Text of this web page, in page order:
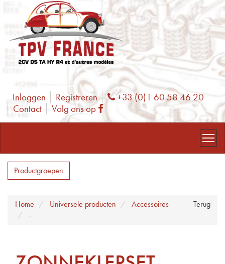
Inloggen Registreren Phone
+33 (0)1 60 58 46 20
Contact
Volg ons op Facebook
Productgroepen
Terug
Home Universele producten
Accessoires
-